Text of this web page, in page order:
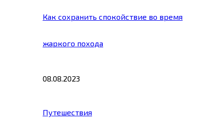
Как сохранить спокойствие во время
жаркого похода
08.08.2023
Путешествия